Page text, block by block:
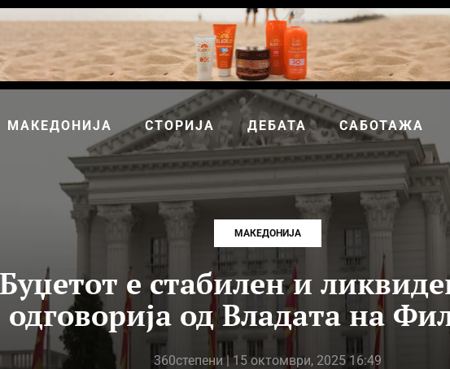
МАКЕДОНИЈА СТОРИЈА ДЕБАТА САБОТАЖА
МАКЕДОНИЈА
Буџетот е стабилен и
одговорија од Владата на
360степени| 15 октомври, 2025 16:49